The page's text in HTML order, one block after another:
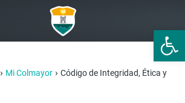
Abrir
› Mi Colmayor › Código de Integridad, Ética y